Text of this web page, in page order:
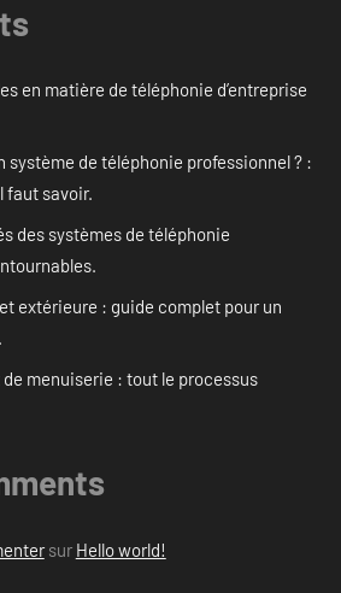
en matière de téléphonie d’entreprise
système de téléphonie professionnel ? :
faut savoir.
des systèmes de téléphonie
extérieure : guide complet pour un
de menuiserie : tout le processus
sur Hello world!